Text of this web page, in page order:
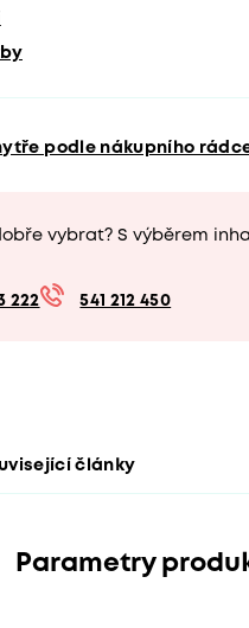
podle nákupního
vybrat? S výběrem
222 541 212 450
články
Parametry